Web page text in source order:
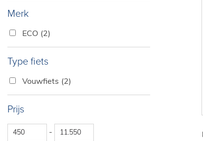
Merk
ECO (2)
Type fiets
Vouwfiets (2)
Prijs
-